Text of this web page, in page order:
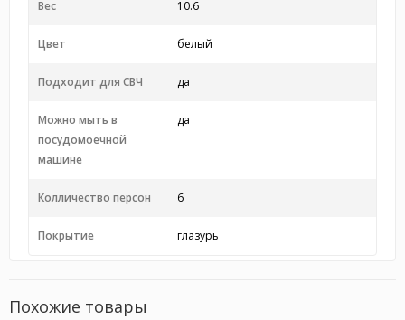
Вес 10.6
Цвет белый
Подходит для СВЧ да
Можно мыть в
посудомоечной
машине
да
Колличество персон 6
Покрытие глазурь
Похожие товары